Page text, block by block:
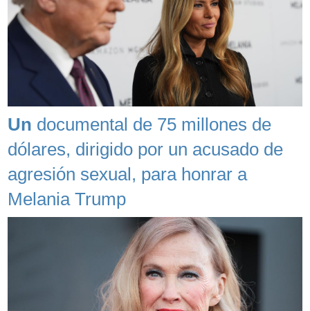
Un documental de 75 millones de
dólares, dirigido por un acusado de
agresión sexual, para honrar a
Melania Trump